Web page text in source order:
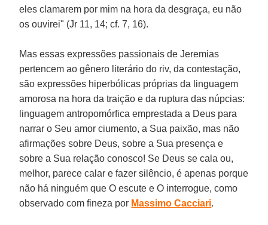
eles clamarem por mim na hora da desgraça, eu não
os ouvirei" (Jr 11, 14; cf. 7, 16).
Mas essas expressões passionais de Jeremias
pertencem ao gênero literário do riv, da contestação,
são expressões hiperbólicas próprias da linguagem
amorosa na hora da traição e da ruptura das núpcias:
linguagem antropomórfica emprestada a Deus para
narrar o Seu amor ciumento, a Sua paixão, mas não
afirmações sobre Deus, sobre a Sua presença e
sobre a Sua relação conosco! Se Deus se cala ou,
melhor, parece calar e fazer silêncio, é apenas porque
não há ninguém que O escute e O interrogue, como
observado com fineza por Massimo Cacciari.